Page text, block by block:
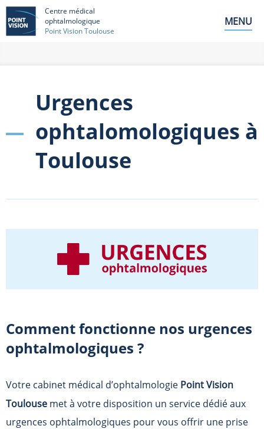
Centre médical
ophtalmologique
Point Vision Toulouse
MENU
Urgences
ophtalomologiques à
Toulouse
Comment fonctionne nos urgences
ophtalmologiques ?
Votre cabinet médical d’ophtalmologie Point Vision
Toulouse met à votre disposition un service dédié aux
urgences ophtalmologiques pour vous offrir une prise